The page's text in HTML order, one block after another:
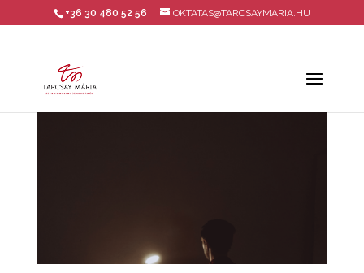
+36 30 480 52 56 OKTATAS@TARCSAYMARIA.HU